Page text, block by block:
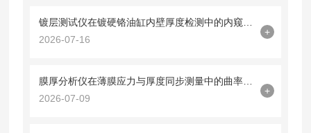
2026-07-16
+
2026-07-09
+